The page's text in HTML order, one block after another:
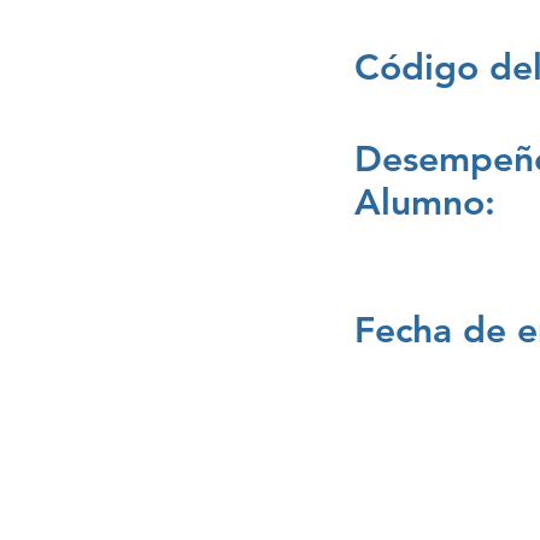
Código
Alumno:
Fecha de